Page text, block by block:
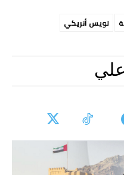
لويس أنريكي
علي